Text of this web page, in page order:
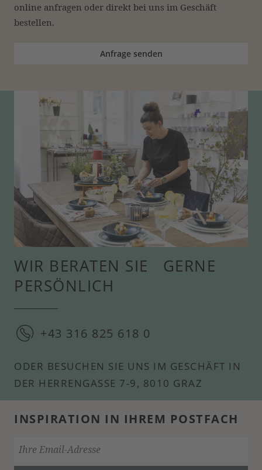
online anfragen oder direkt bei uns im Geschäft
bestellen.
Anfrage senden
WIR BERATEN SIE GERNE
PERSÖNLICH
+43 316 825 618 0
ODER BESUCHEN SIE UNS IM GESCHÄFT IN
DER HERRENGASSE 7-9, 8010 GRAZ
INSPIRATION IN IHREM POSTFACH